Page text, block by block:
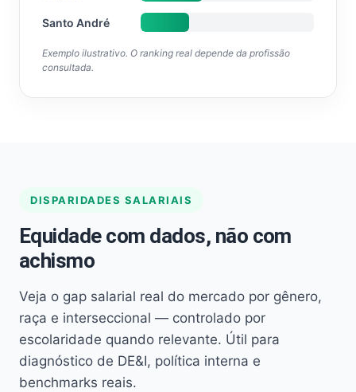
Santo André
Exemplo ilustrativo. O ranking real depende da profissão
consultada.
DISPARIDADES SALARIAIS
Equidade com dados, não com
achismo
Veja o gap salarial real do mercado por gênero,
raça e interseccional — controlado por
escolaridade quando relevante. Útil para
diagnóstico de DE&I, política interna e
benchmarks reais.